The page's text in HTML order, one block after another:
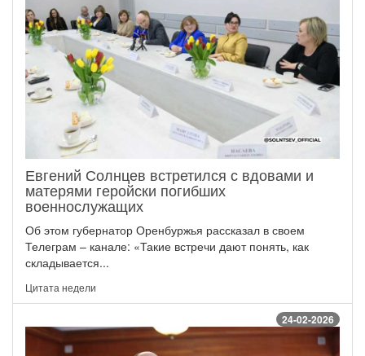
Евгений Солнцев встретился с вдовами и
матерями геройски погибших
военнослужащих
Об этом губернатор Оренбуржья рассказал в своем
Телеграм – канале: «Такие встречи дают понять, как
складывается...
Цитата недели
24-02-2026